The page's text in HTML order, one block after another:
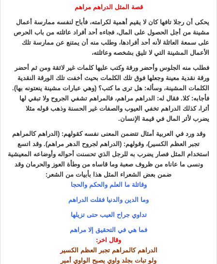
قصة المثل الدراهم مراهم
يحكى أن رجلا تافها كان لا يقيم أهمية لكرامته، فأباح لنفسه ممارسة أعمال
مشينة من أجل الحصول على المال، فجاءه أحد أفراد عائلته من باب الحرص
على سمعة العائلة لأنه أحد أفرادها، وطلب منه أن يمتنع عن ممارسة تلك
الأعمال المشينة التي لا تليق بشخصه وعائلته،
فطلب منه الجلوس وأحضر ورقة وكتب عليها كلمات غير لائقة ومن ثم أحضر
ورقة نقدية معينة وجعلها فوق تلك الكلمات بحيث أخفت تلك الورقة النقدية
الكلمات المشينة، وسأله: هل ترى ما كتب؟ (وهي عبارات مشينة ينعتونه بها).
فأجابه: كلا. فقال له: الدراهم مراهم، فالمراهم تشفي الجروح ولا تبقي لها
أثرا، كذلك الدراهم تخفي العيوب والصفات غير الحسنة وذهب قوله مثلا
يضرب لأثر المال في قيمة الإنسان.
وقد ورد في العربية أمثال تتضمن المعنى نفسه كقولهم: (الدراهم كالمراهم
تجبر العظم الكسير)، وقولهم: (الدراهم لجروح الدهر مراهم). وقد اتسع
استخدام المثل فصار يضرب به للرجل الذي تحسنت أحواله وأوضاعه المعيشية
ونسى ما عاناه من ظروف صعبة وما قاساه من وطأة العوز والحرمان وقد
ضمن بعض الشعراء المثل هذا بأبيات من الشعر:
وقائلة ما العلم والحكم والحجا
وما الدين والدنيا فقلت الدراهم
تداوي جراح العيب حتى تزيلها
فما هي في التحقيق إلا مراهم
وقال اخر:
الدراهم كالمراهم تجبر العظم الكسير
ولو تبات بجلد واوي يصبح الواوي أمير